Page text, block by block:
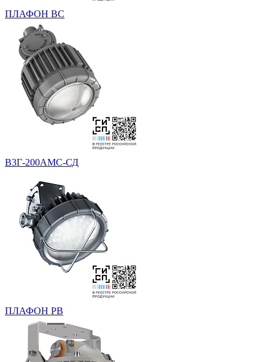
ПЛАФОН ВС
В3Г-200АМС-СД
ПЛАФОН РВ